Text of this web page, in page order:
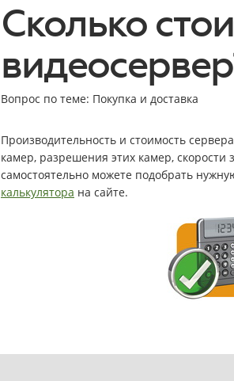
Сколько
Вопрос по теме: Покупка и доставка
Производительность и стоимость
камер, разрешения этих камер,
самостоятельно можете подобрать
калькулятора на сайте.